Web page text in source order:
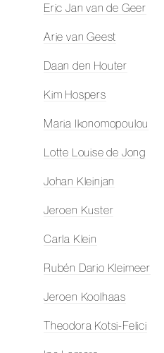
Eric Jan van de Geer
Arie van Geest
Daan den Houter
Kim Hospers
Maria Ikonomopoulou
Lotte Louise de Jong
Johan Kleinjan
Jeroen Kuster
Carla Klein
Rubén Dario Kleimeer
Jeroen Koolhaas
Theodora Kotsi-Felici